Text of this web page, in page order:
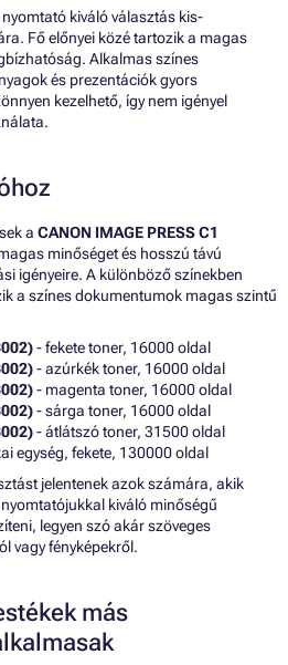
nyomtató kiváló választás kis-
Fő előnyei közé tartozik a magas
Alkalmas színes
és prezentációk gyors
kezelhető, így nem igényel
a CANON IMAGE PRESS C1
minőséget és hosszú távú
igényeire. A különböző színekben
a színes dokumentumok magas szintű
- fekete toner, 16000 oldal
- azúrkék toner, 16000 oldal
- magenta toner, 16000 oldal
- sárga toner, 16000 oldal
- átlátszó toner, 31500 oldal
egység, fekete, 130000 oldal
jelentenek azok számára, akik
nyomtatójukkal kiváló minőségű
legyen szó akár szöveges
vagy fényképekről.
más